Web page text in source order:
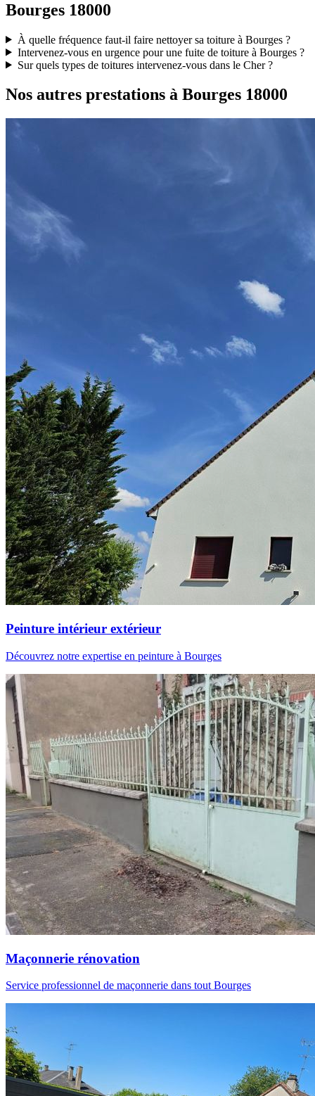
Bourges 18000
À quelle fréquence faut-il faire nettoyer sa toiture à Bourges ?
Intervenez-vous en urgence pour une fuite de toiture à Bourges ?
Sur quels types de toitures intervenez-vous dans le Cher ?
Nos autres prestations à Bourges 18000
Peinture intérieur extérieur
Découvrez notre expertise en peinture à Bourges
Maçonnerie rénovation
Service professionnel de maçonnerie dans tout Bourges